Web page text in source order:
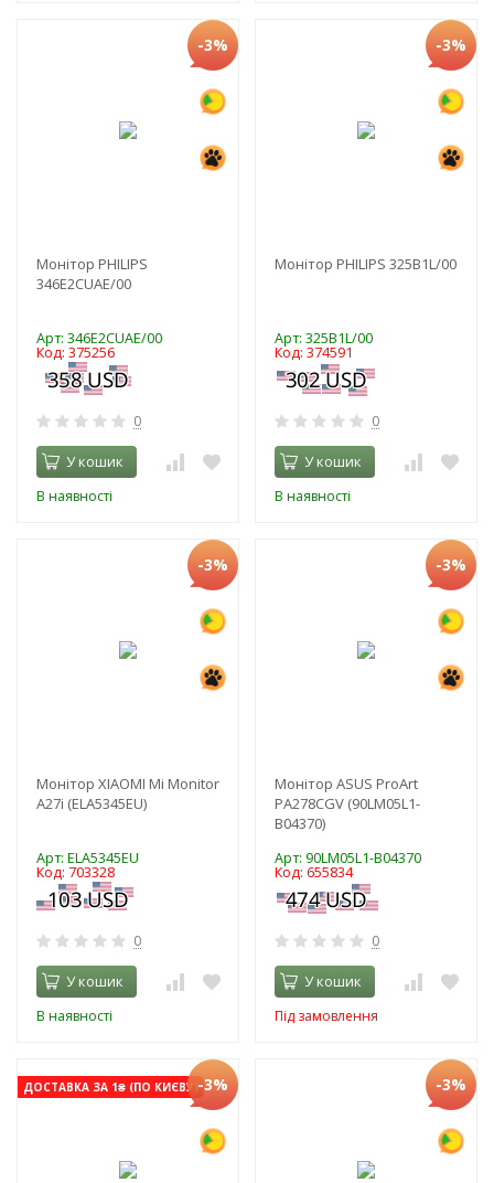
-3%
Монітор PHILIPS
346E2CUAE/00
Арт: 346E2CUAE/00
Код: 375256
0
У кошик
В наявності
-3%
Монітор PHILIPS 325B1L/00
Арт: 325B1L/00
Код: 374591
0
У кошик
В наявності
-3%
Монітор XIAOMI Mi Monitor
A27i (ELA5345EU)
Арт: ELA5345EU
Код: 703328
0
У кошик
В наявності
-3%
Монітор ASUS ProArt
PA278CGV (90LM05L1-
B04370)
Арт: 90LM05L1-B04370
Код: 655834
0
У кошик
Під замовлення
ДОСТАВКА ЗА 1₴ (ПО КИЄВУ)-3% -3%